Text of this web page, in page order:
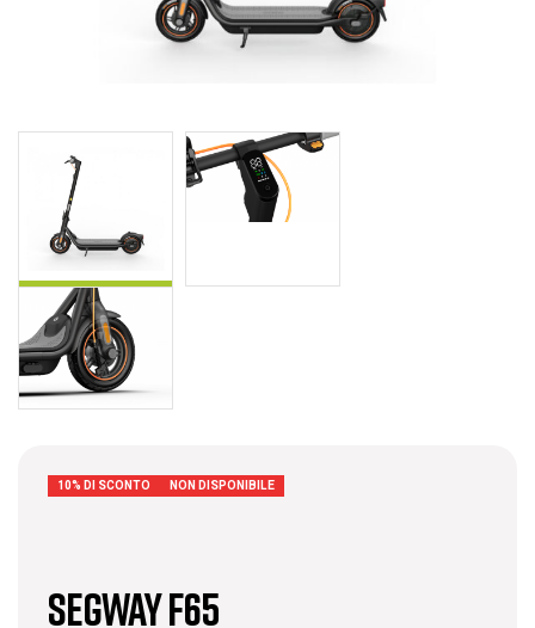
10% DI SCONTO NON DISPONIBILE
Segway F65